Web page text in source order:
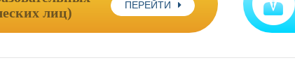
лиц)
ПЕРЕЙТИ